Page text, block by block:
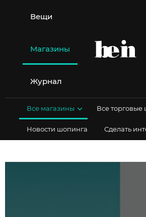
содержимому
Вещи
Магазины
Журнал
Все магазины Все торговые
Новости шопинга Сделать